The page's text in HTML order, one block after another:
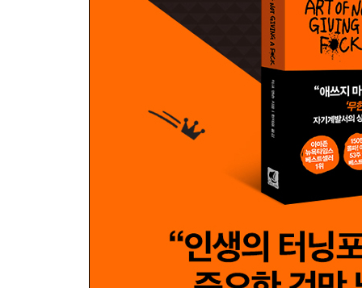
- 전쟁에서 살아남은 이들의 고백
- 실패를 받아들이는 법, ‘뭐라도 해’
8장. 거절은 인생의 기술이야
- 모든 걸 버리고 떠난 여행에서 깨달은 것
- 무엇을 거부할지 선택하라, 그것이 너다
- 로미오와 줄리엣의 사랑이 불건전한 이유
- 선택지가 많을수록 더 필요한 기술
-인생 최악의 순간에 찾아온 깨달음
-죽음이 남긴 질문, 나는 무엇을 남길 것인가